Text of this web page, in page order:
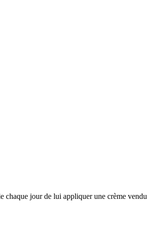
chaque jour de lui appliquer une crème vendu